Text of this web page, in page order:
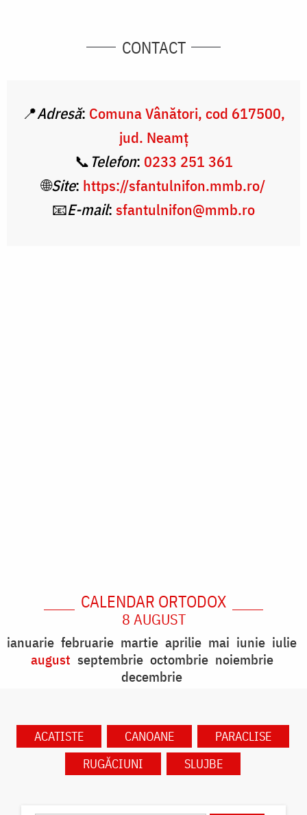
CONTACT
📍Adresă: Comuna Vânători, cod 617500,
jud. Neamţ
📞 Telefon: 0233 251 361
🌐Site: https://sfantulnifon.mmb.ro/
📧E-mail: sfantulnifon@mmb.ro
CALENDAR ORTODOX
8 AUGUST
ianuarie februarie martie aprilie mai iunie iulie
august septembrie octombrie noiembrie
decembrie
ACATISTE CANOANE
PARACLISE
RUGĂCIUNI
SLUJBE